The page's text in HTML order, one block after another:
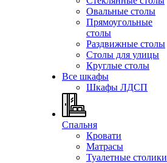
Овальные столы
Прямоугольные
столы
Раздвижные столы
Столы для улицы
Круглые столы
Все шкафы
Шкафы ЛДСП
Спальня
Кровати
Матрасы
Туалетные столики